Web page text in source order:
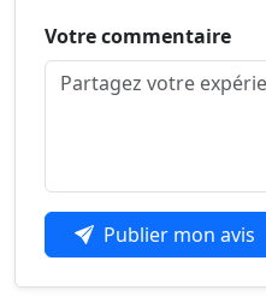
Votre commentaire
Publier mon avis